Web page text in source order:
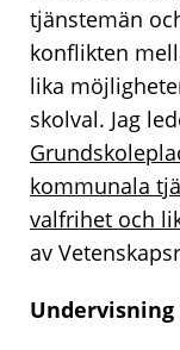
tjänstemän
konflikten
lika
skolval. Jag
kommunala
valfrihet och
av
Undervisning